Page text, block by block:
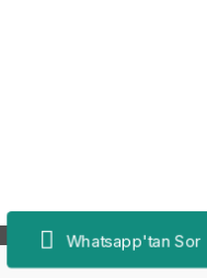
Whatsapp'tan Sor